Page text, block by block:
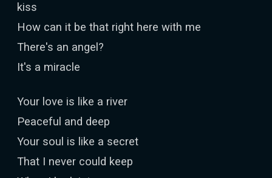
kiss
How can it be that right here with me
There's an angel?
It's a miracle
Your love is like a river
Peaceful and deep
Your soul is like a secret
That I never could keep